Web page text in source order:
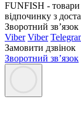
FUNFISH - товари
відпочинку з
Зворотний зв’язок
Viber Viber
Замовити дзвінок
Зворотний зв’язок